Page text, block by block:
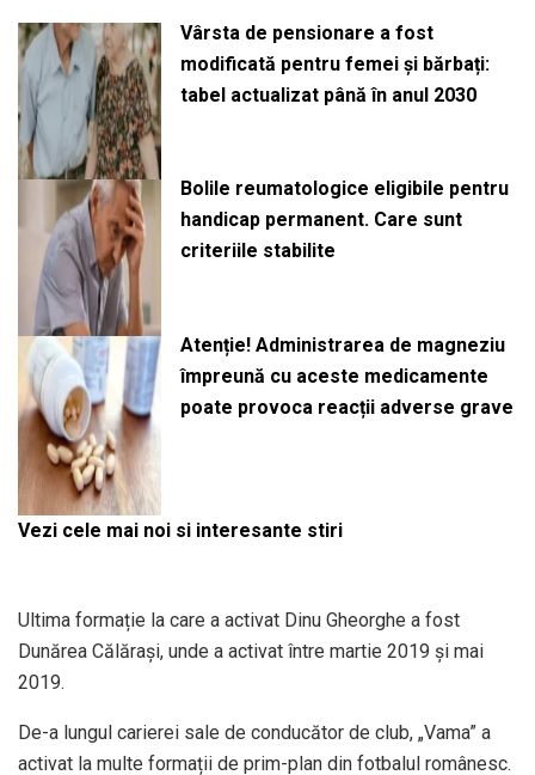
Vârsta de pensionare a fost
modificată pentru femei și bărbați:
tabel actualizat până în anul 2030
Bolile reumatologice eligibile pentru
handicap permanent. Care sunt
criteriile stabilite
Atenție! Administrarea de magneziu
împreună cu aceste medicamente
poate provoca reacții adverse grave
Vezi cele mai noi si interesante stiri
Ultima formație la care a activat Dinu Gheorghe a fost
Dunărea Călărași, unde a activat între martie 2019 și mai
2019.
De-a lungul carierei sale de conducător de club, „Vama” a
activat la multe formații de prim-plan din fotbalul românesc.